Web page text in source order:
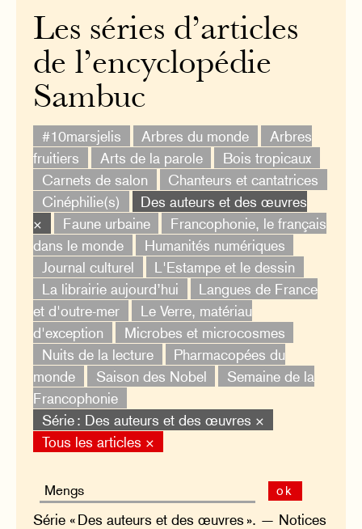
Les séries d’articles
de l’encyclopédie
Sambuc
#10marsjelis Arbres du monde
Arbres
fruitiers
Arts de la parole
Bois tropicaux
Carnets de salon
Chanteurs et cantatrices
Cinéphilie(s)
Des auteurs et des œuvres
×
Faune urbaine
Francophonie, le français
dans le monde
Humanités numériques
Journal culturel
L'Estampe et le dessin
La librairie aujourd’hui
Langues de France
et d'outre-mer
Le Verre, matériau
d'exception
Microbes et microcosmes
Nuits de la lecture
Pharmacopées du
monde
Saison des Nobel
Semaine de la
Francophonie
Série : Des auteurs et des œuvres ×
Tous les articles ×
ok
Série « Des auteurs et des œuvres ». — Notices